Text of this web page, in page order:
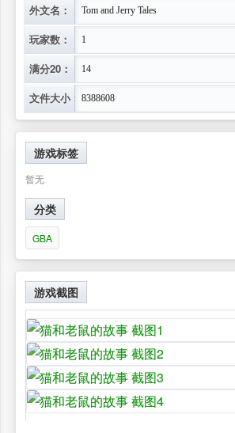
外文名： Tom and Jerry Tales
玩家数： 1
满分20： 14
文件大小： 8388608
游戏标签
暂无
分类
GBA
游戏截图